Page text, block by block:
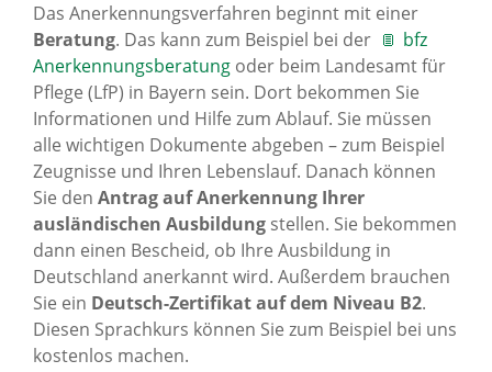
Das Anerkennungsverfahren beginnt mit einer
Beratung. Das kann zum Beispiel bei der
bfz
Anerkennungsberatung oder beim Landesamt für
Pflege (LfP) in Bayern sein. Dort bekommen Sie
Informationen und Hilfe zum Ablauf. Sie müssen
alle wichtigen Dokumente abgeben – zum Beispiel
Zeugnisse und Ihren Lebenslauf. Danach können
Sie den Antrag auf Anerkennung Ihrer
ausländischen Ausbildung stellen. Sie bekommen
dann einen Bescheid, ob Ihre Ausbildung in
Deutschland anerkannt wird. Außerdem brauchen
Sie ein Deutsch-Zertifikat auf dem Niveau B2.
Diesen Sprachkurs können Sie zum Beispiel bei uns
kostenlos machen.